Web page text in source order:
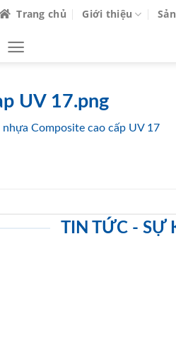
Trang chủ Giới thiệu
UV 17.png
nhựa Composite cao cấp UV 17
TIN TỨC - SỰ